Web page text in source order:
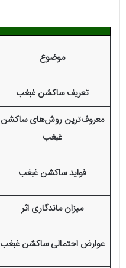
موضوع
تعریف ساکشن غبغب
معروف‌ترین روش‌های ساکشن
غبغب
فواید ساکشن غبغب
میزان ماندگاری اثر
عوارض احتمالی ساکشن غبغب